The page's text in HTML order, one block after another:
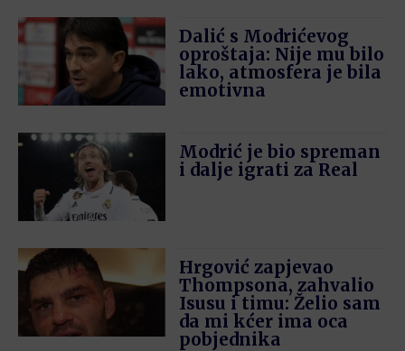
Dalić s Modrićevog
oproštaja: Nije mu bilo
lako, atmosfera je bila
emotivna
Modrić je bio spreman
i dalje igrati za Real
Hrgović zapjevao
Thompsona, zahvalio
Isusu i timu: Želio sam
da mi kćer ima oca
pobjednika